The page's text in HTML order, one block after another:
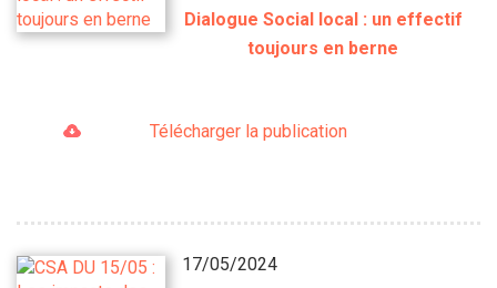
Dialogue Social local : un effectif
toujours en berne
Télécharger la publication
17/05/2024